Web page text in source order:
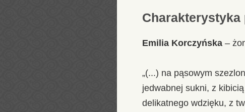
Charakterystyka
Emilia Korczyńska –
„(...) na pąsowym
jedwabnej sukni, z
delikatnego wdzięku, z